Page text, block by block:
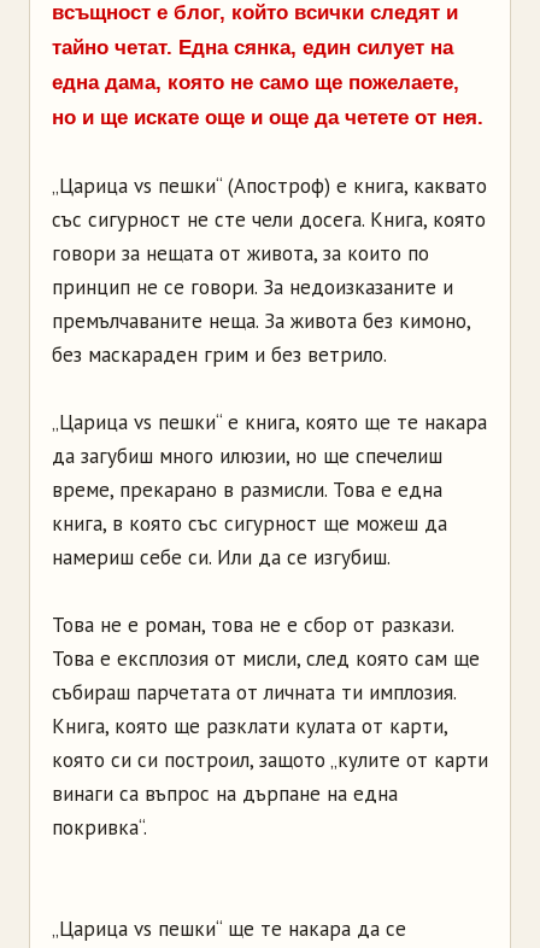
всъщност е блог, който всички следят и
тайно четат. Една сянка, един силует на
една дама, която не само ще пожелаете,
но и ще искате още и още да четете от нея.
„Царица vs пешки“ (Апостроф) е книга, каквато
със сигурност не сте чели досега. Книга, която
говори за нещата от живота, за които по
принцип не се говори. За недоизказаните и
премълчаваните неща. За живота без кимоно,
без маскараден грим и без ветрило.
„Царица vs пешки“ е книга, която ще те накара
да загубиш много илюзии, но ще спечелиш
време, прекарано в размисли. Това е една
книга, в която със сигурност ще можеш да
намериш себе си. Или да се изгубиш.
Това не е роман, това не е сбор от разкази.
Това е експлозия от мисли, след която сам ще
събираш парчетата от личната ти имплозия.
Книга, която ще разклати кулата от карти,
която си си построил, защото „кулите от карти
винаги са въпрос на дърпане на една
покривка“.
„Царица vs пешки“ ще те накара да се